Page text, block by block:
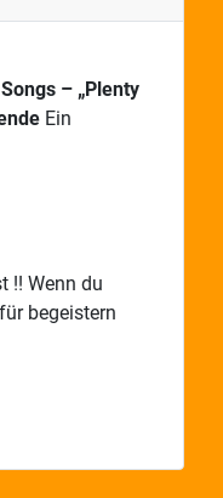
– „Plenty
Ein
!! Wenn du
begeistern